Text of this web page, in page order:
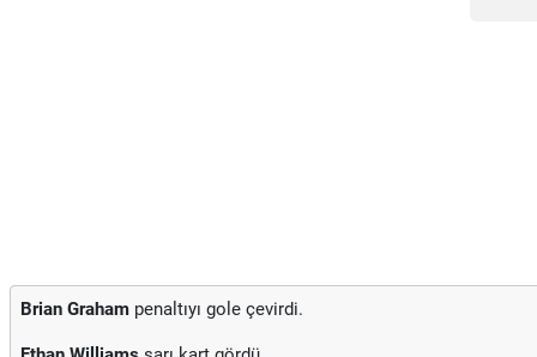
Brian Graham penaltıyı gole çevirdi.